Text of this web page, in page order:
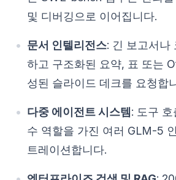
및 디버깅으로 이어집니다.
문서 인텔리전스: 긴 보고서나
하고 구조화된 요약, 표 또는
성된 슬라이드 데크를 요청합
다중 에이전트 시스템 : 도구
수 역할을 가진 여러 GLM-5
트레이션합니다.